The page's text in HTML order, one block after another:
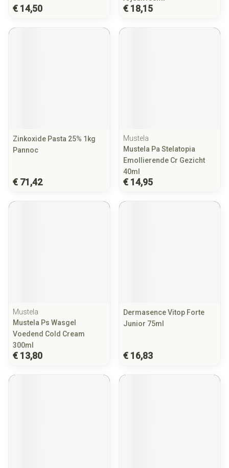
€ 14,50 € 18,15
Zinkoxide Pasta 25% 1kg
Pannoc
€ 71,42
Mustela
Mustela Pa Stelatopia
Emollierende Cr Gezicht
40ml
€ 14,95
Mustela
Mustela Ps Wasgel
Voedend Cold Cream
300ml
€ 13,80
Dermasence Vitop Forte
Junior 75ml
€ 16,83